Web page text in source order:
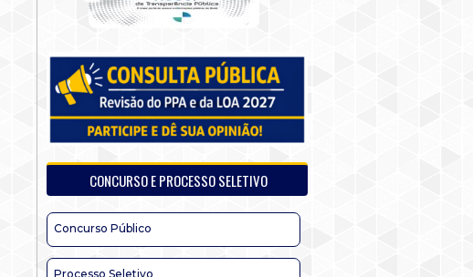
CONCURSO E PROCESSO SELETIVO
Concurso Público
Processo Seletivo